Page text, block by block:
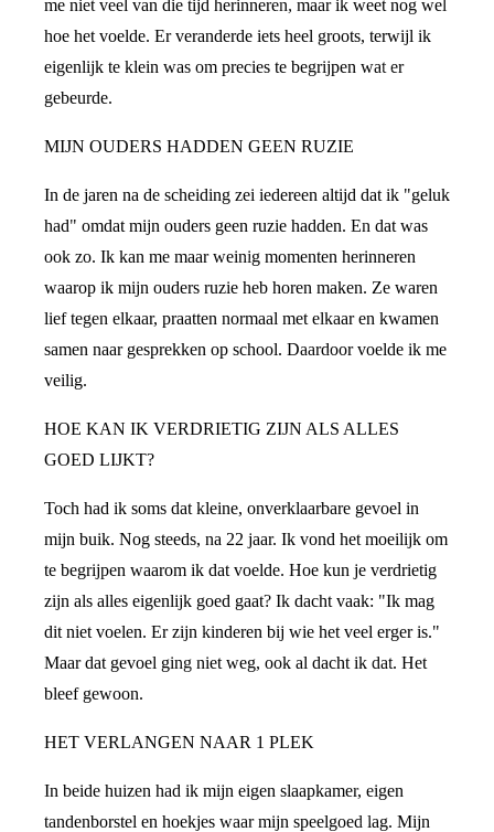
me niet veel van die tijd herinneren, maar ik weet nog wel
hoe het voelde. Er veranderde iets heel groots, terwijl ik
eigenlijk te klein was om precies te begrijpen wat er
gebeurde.
MIJN OUDERS HADDEN GEEN RUZIE
In de jaren na de scheiding zei iedereen altijd dat ik "geluk
had" omdat mijn ouders geen ruzie hadden. En dat was
ook zo. Ik kan me maar weinig momenten herinneren
waarop ik mijn ouders ruzie heb horen maken. Ze waren
lief tegen elkaar, praatten normaal met elkaar en kwamen
samen naar gesprekken op school. Daardoor voelde ik me
veilig.
HOE KAN IK VERDRIETIG ZIJN ALS ALLES
GOED LIJKT?
Toch had ik soms dat kleine, onverklaarbare gevoel in
mijn buik. Nog steeds, na 22 jaar. Ik vond het moeilijk om
te begrijpen waarom ik dat voelde. Hoe kun je verdrietig
zijn als alles eigenlijk goed gaat? Ik dacht vaak: "Ik mag
dit niet voelen. Er zijn kinderen bij wie het veel erger is."
Maar dat gevoel ging niet weg, ook al dacht ik dat. Het
bleef gewoon.
HET VERLANGEN NAAR 1 PLEK
In beide huizen had ik mijn eigen slaapkamer, eigen
tandenborstel en hoekjes waar mijn speelgoed lag. Mijn